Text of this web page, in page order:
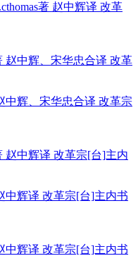
著 赵中辉译 改革
中辉、宋华忠合译 改革宗
中辉译 改革宗[台]主内书